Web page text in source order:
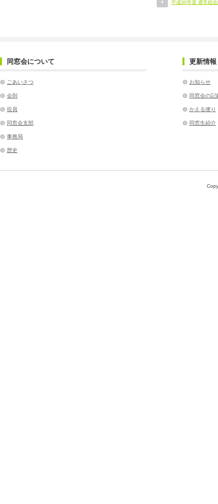
平成30年度 通常総
同窓会について
ごあいさつ
会則
役員
同窓会支部
事務局
歴史
更新情報
お知らせ
同窓会の記
かえる便り
同窓生紹介